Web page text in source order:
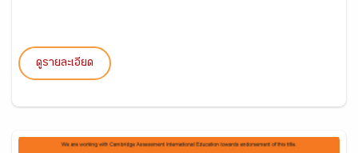
ดูรายละเอียด